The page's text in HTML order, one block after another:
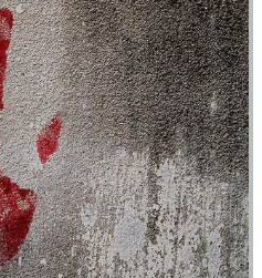
تاریخی
+ جدول